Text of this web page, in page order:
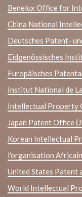
Benelux Office for
China National
Deutsches Patent-
Eidgenössisches
Europäisches
Institut National de
Intellectual Property
Japan Patent Office
Korean Intellectual
l'organisation
United States Patent
World Intellectual